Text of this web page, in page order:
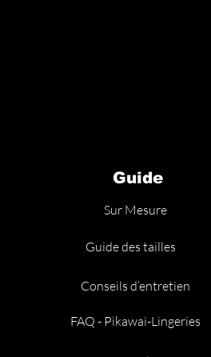
Guide
Sur Mesure
Guide des tailles
Conseils d’entretien
FAQ - Pikawai-Lingeries